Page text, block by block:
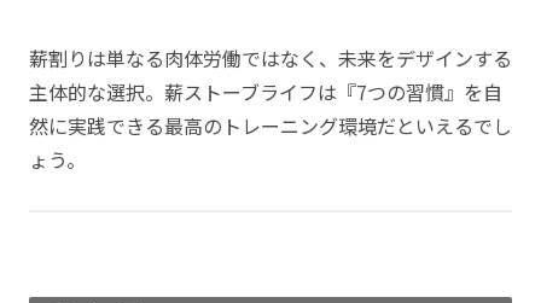
薪割りは単なる肉体労働ではなく、未来をデザインする
主体的な選択。薪ストーブライフは『7つの習慣』を自
然に実践できる最高のトレーニング環境だといえるでし
ょう。